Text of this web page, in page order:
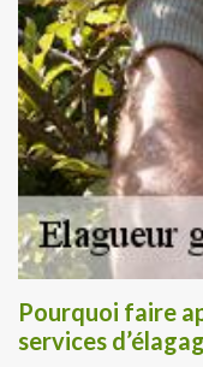
Pourquoi faire
services